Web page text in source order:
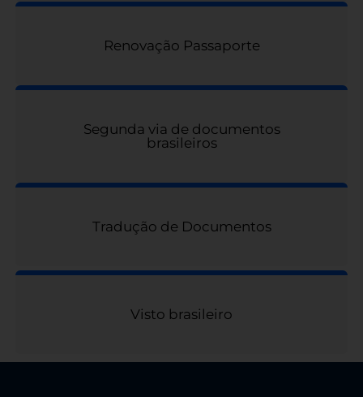
Renovação Passaporte
Segunda via de documentos
brasileiros
Tradução de Documentos
Visto brasileiro